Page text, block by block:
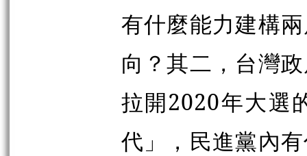
有什麼能力建構
向？其二，台灣
拉開2020年大選
代」，民進黨內